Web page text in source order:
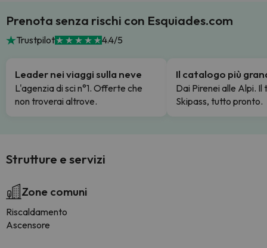
Prenota senza rischi con Esquiades.com
Trustpilot 4.4/5
Leader nei viaggi sulla neve
L'agenzia di sci n°1. Offerte che
non troverai altrove.
Il catalogo più
Dai Pirenei alle Alpi. Il
Skipass, tutto pronto.
Strutture e servizi
Zone comuni
Riscaldamento
Ascensore